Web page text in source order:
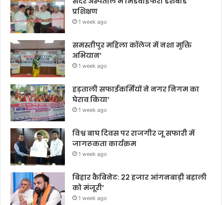
प्रशिक्षण
1 week ago
समस्तीपुर महिला कॉलेज में नशा मुक्ति
अभियान’
1 week ago
हड़ताली सफाईकर्मियों ने नगर निगम का
घेराव किया’
1 week ago
विश्व बाघ दिवस पर राजगीर जू सफारी में
जागरूकता कार्यक्रम
1 week ago
बिहार कैबिनेट: 22 हजार आंगनबाड़ी बहाली
को मंजूरी’
1 week ago